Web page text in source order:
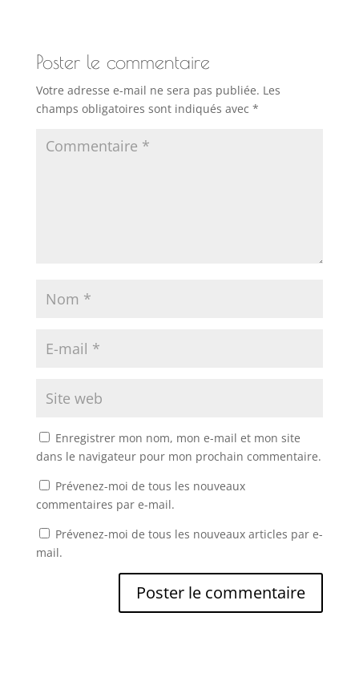
Poster le commentaire
Votre adresse e-mail ne sera pas publiée. Les
champs obligatoires sont indiqués avec *
Enregistrer mon nom, mon e-mail et mon site
dans le navigateur pour mon prochain commentaire.
Prévenez-moi de tous les nouveaux
commentaires par e-mail.
Prévenez-moi de tous les nouveaux articles par e-
mail.